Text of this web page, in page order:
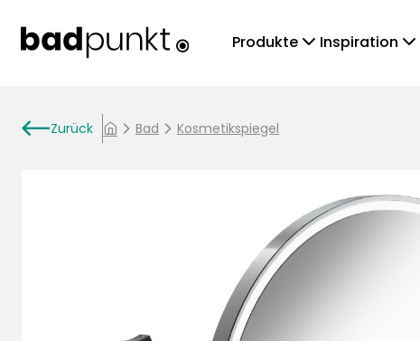
Produkte chevronDown Inspiration chevronDown
arrowLeftZurück home chevronRight Bad chevronRight Kosmetikspiegel